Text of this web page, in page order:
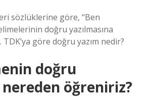
sözlüklerine göre, “Ben
doğru yazılmasına
göre doğru yazım nedir?
doğru
nereden öğreniriz?